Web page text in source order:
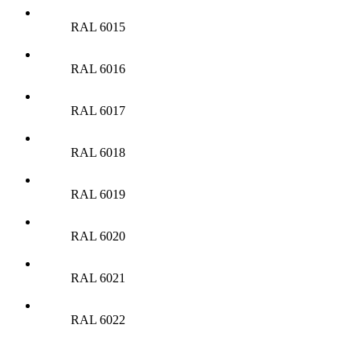
RAL 6015
RAL 6016
RAL 6017
RAL 6018
RAL 6019
RAL 6020
RAL 6021
RAL 6022